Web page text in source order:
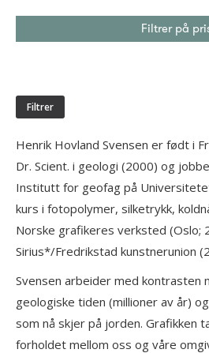
Filtrer på
Filtrer
Henrik Hovland Svensen er født i
Dr. Scient. i geologi (2000) og
Institutt for geofag på
kurs i fotopolymer, silketrykk,
Norske grafikeres verksted (Oslo;
Sirius*/Fredrikstad kunstnerunion
Svensen arbeider med kontrasten
geologiske tiden (millioner av år)
som nå skjer på jorden. Grafikken
forholdet mellom oss og våre